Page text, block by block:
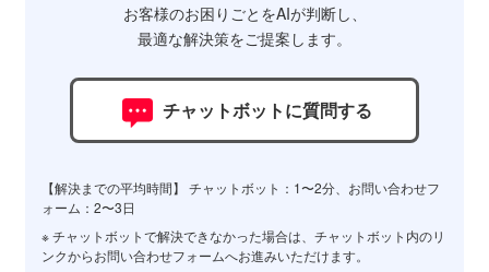
お客様のお困りごとをAIが判断し、
最適な解決策をご提案します。
チャットボットに質問する
【解決までの平均時間】 チャットボット：1〜2分、お問い合わせフ
ォーム：2〜3日
※ チャットボットで解決できなかった場合は、チャットボット内のリ
ンクからお問い合わせフォームへお進みいただけます。